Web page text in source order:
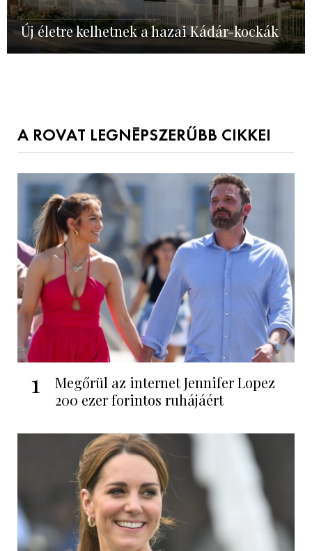
Új életre kelhetnek a hazai Kádár-kockák
A ROVAT LEGNÉPSZERŰBB CIKKEI
1
Megőrül az internet Jennifer Lopez
200 ezer forintos ruhájáért